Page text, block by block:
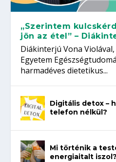
„Szerintem
jön az étel” –
Diákinterjú Vona Violával,
Egyetem
harmadéves dietetikus...
Digitális detox –
telefon nélkül?
Mi történik a
energiaitalt iszol?